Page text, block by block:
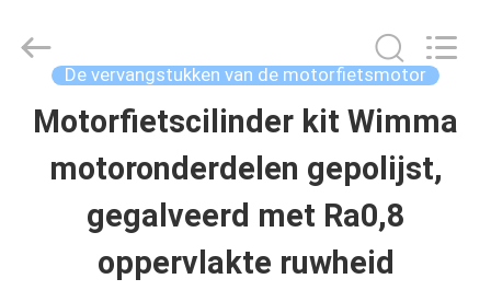
THUIS
PRODUCTEN
VIDEO'S
Litron
Spare
De vervangstukken van de motorfietsmotor
Motorfietscilinder kit Wimma
motoronderdelen gepolijst,
gegalveerd met Ra0,8
oppervlakte ruwheid